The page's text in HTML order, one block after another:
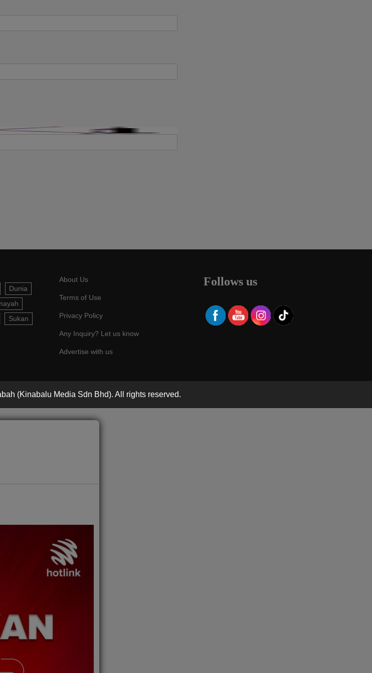
Dunia
Sukan
About Us
Terms of Use
Privacy Policy
Any Inquiry? Let us know
Advertise with us
Follows us
(Kinabalu Media Sdn Bhd). All rights reserved.